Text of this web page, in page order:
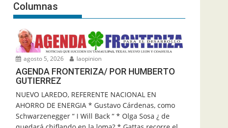
Columnas
agosto 5, 2026 laopinion
AGENDA FRONTERIZA/ POR HUMBERTO
GUTIERREZ
NUEVO LAREDO, REFERENTE NACIONAL EN
AHORRO DE ENERGIA * Gustavo Cárdenas, como
Schwarzenegger “ I Will Back “ * Olga Sosa ¿ de